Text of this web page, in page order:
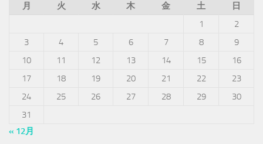
月
火 水 木 金 土
日
1
2
3
4 5 6 7 8
9
10
11 12 13 14 15
16
17
18 19 20 21 22
23
24
25 26 27 28 29
30
31
« 12月